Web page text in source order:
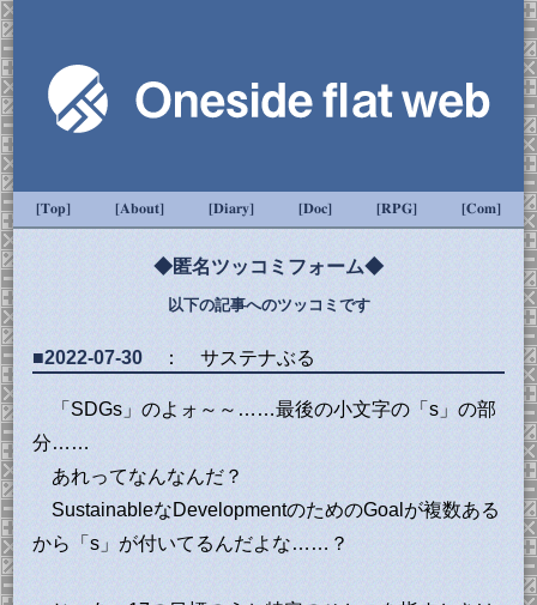
[Top] [About] [Diary] [Doc] [RPG] [Com]
◆匿名ツッコミフォーム◆
以下の記事へのツッコミです
■2022-07-30 ： サステナぶる
「SDGs」のよォ～～……最後の小文字の「s」の部
分……
あれってなんなんだ？
SustainableなDevelopmentのためのGoalが複数ある
から「s」が付いてるんだよな……？